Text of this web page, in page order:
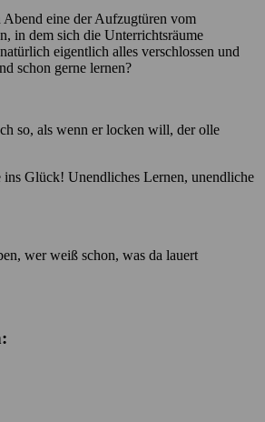
Abend eine der Aufzugtüren vom
in dem sich die Unterrichtsräume
eigentlich alles verschlossen und
schon gerne lernen?
so, als wenn er locken will, der olle
ins Glück! Unendliches Lernen, unendliche
wer weiß schon, was da lauert